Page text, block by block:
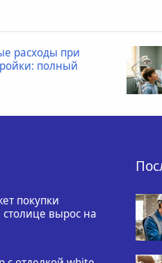
расходы при
полный
покупки
вырос на